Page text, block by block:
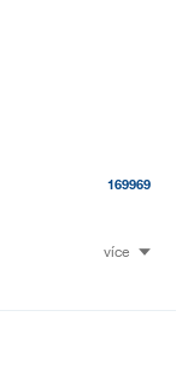
169969
více